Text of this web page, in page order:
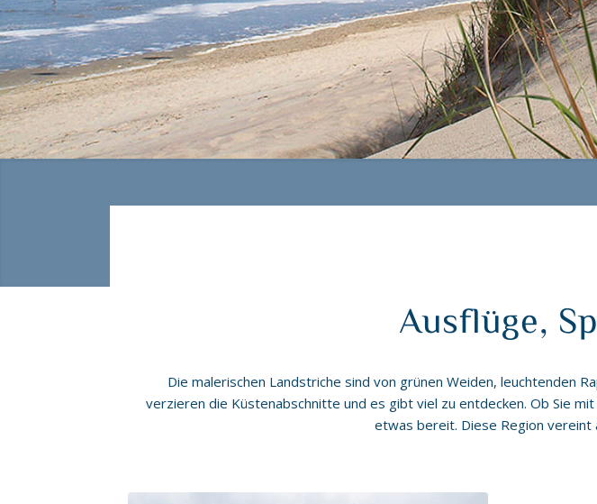
Ausflüge,
Die malerischen Landstriche sind von grünen Weiden, leuchtenden
verzieren die Küstenabschnitte und es gibt viel zu entdecken. Ob Sie
etwas bereit. Diese Region vereint